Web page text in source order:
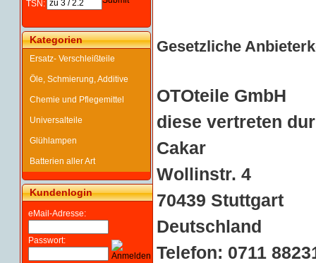
TSN:
Kategorien
Ersatz- Verschleißteile
Öle, Schmierung, Additive
Chemie und Pflegemittel
Universalteile
Glühlampen
Batterien aller Art
Kundenlogin
eMail-Adresse:
Passwort:
Gesetzliche
OTOteile GmbH
diese vertreten
Cakar
Wollinstr. 4
70439 Stuttgart
Deutschland
Telefon: 0711